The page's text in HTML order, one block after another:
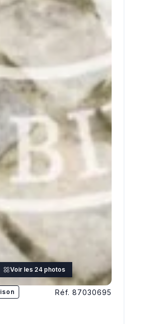
Voir les 24 photos
Réf. 87030695